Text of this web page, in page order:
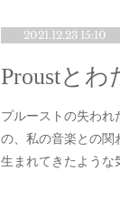
2021.12.23 15:10
プルーストの失わ
の、私の音楽との
生まれてきたよう